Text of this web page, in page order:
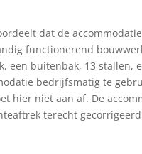
dat de
functionerend
een buitenbak, 13 stallen,
bedrijfsmatig te
hier niet aan af. De
terecht